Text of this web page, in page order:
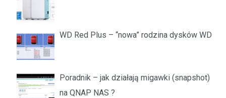
WD Red Plus – “nowa” rodzina dysków WD
Poradnik – jak działają migawki (snapshot)
na QNAP NAS ?